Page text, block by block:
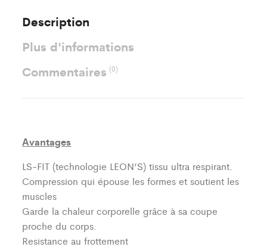
Description
Plus d'informations
Commentaires(0)
Avantages
LS-FIT (technologie LEON’S)tissu ultra respirant.
Compression qui épouse les formes et soutient les
muscles
Garde la chaleur corporelle grâce à sa coupe
proche du corps.
Resistance au frottement